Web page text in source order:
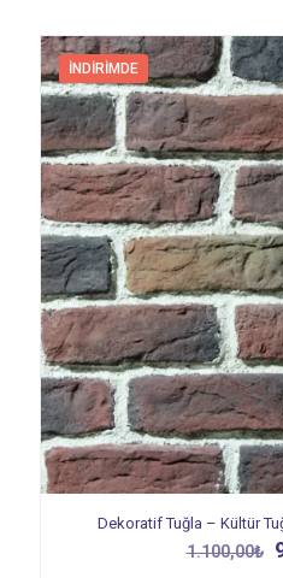
İNDIRIMDE
Dekoratif Tuğla – Kültür
1.100,00₺